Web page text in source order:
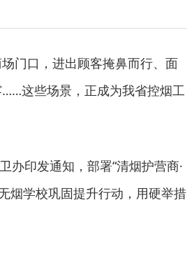
门口，进出顾客掩鼻而行、面
这些场景，正成为我省控烟工
办印发通知，部署“清烟护营商·
烟学校巩固提升行动，用硬举措